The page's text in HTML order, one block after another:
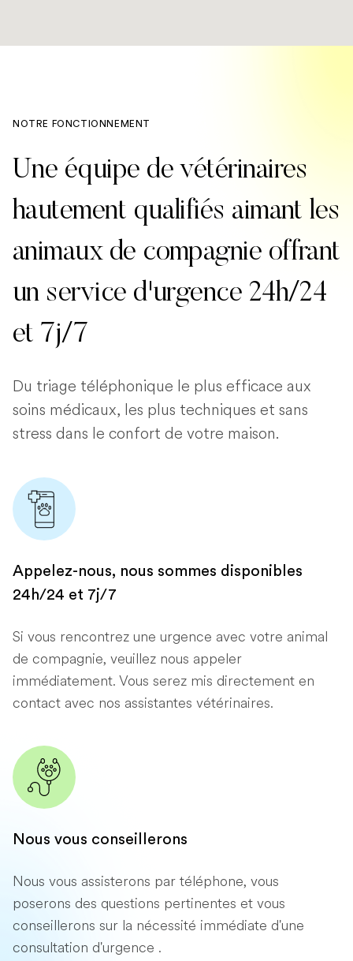
NOTRE FONCTIONNEMENT
Une équipe de vétérinaires
hautement qualifiés aimant les
animaux de compagnie offrant
un service d'urgence 24h/24
et 7j/7
Du triage téléphonique le plus efficace aux
soins médicaux, les plus techniques et sans
stress dans le confort de votre maison.
Appelez-nous, nous sommes disponibles
24h/24 et 7j/7
Si vous rencontrez une urgence avec votre animal
de compagnie, veuillez nous appeler
immédiatement. Vous serez mis directement en
contact avec nos assistantes vétérinaires.
Nous vous conseillerons
Nous vous assisterons par téléphone, vous
poserons des questions pertinentes et vous
conseillerons sur la nécessité immédiate d'une
consultation d'urgence .